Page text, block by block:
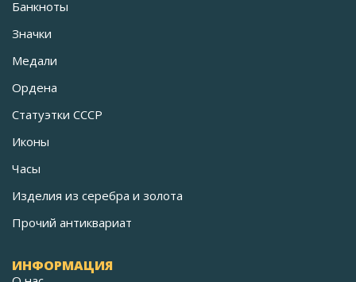
Банкноты
Значки
Медали
Ордена
Статуэтки СССР
Иконы
Часы
Изделия из серебра и золота
Прочий антиквариат
ИНФОРМАЦИЯ